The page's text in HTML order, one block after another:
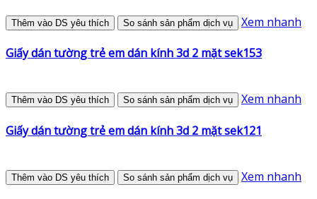
Thêm vào DS yêu thích So sánh sản phẩm dịch vụ Xem nhanh
Giấy dán tường trẻ em dán kính 3d 2 mặt sek153
Thêm vào DS yêu thích So sánh sản phẩm dịch vụ Xem nhanh
Giấy dán tường trẻ em dán kính 3d 2 mặt sek121
Thêm vào DS yêu thích So sánh sản phẩm dịch vụ Xem nhanh